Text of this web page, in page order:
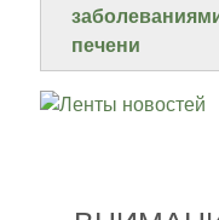
печени